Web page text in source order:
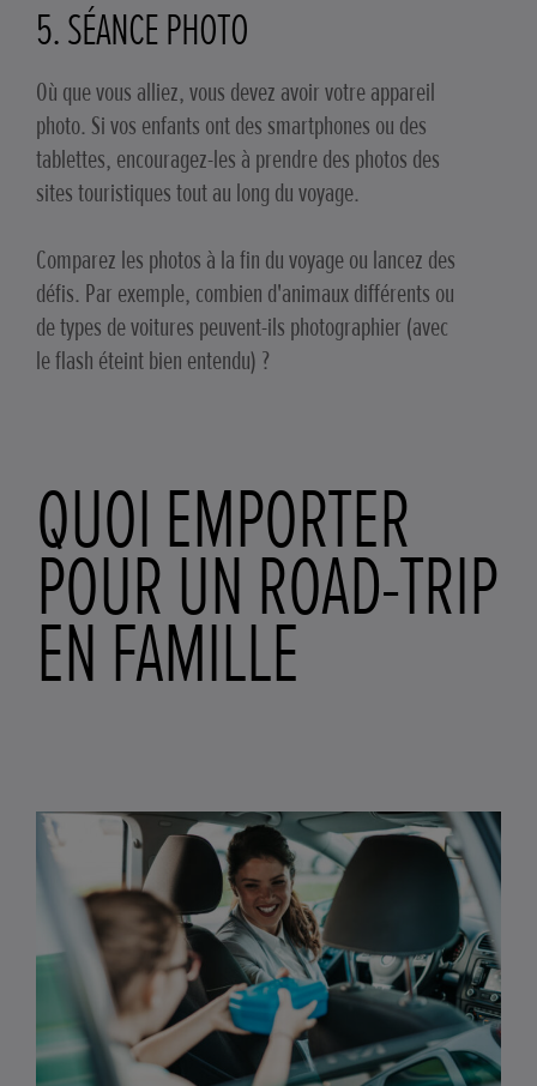
5. SÉANCE PHOTO
Où que vous alliez, vous devez avoir votre appareil
photo. Si vos enfants ont des smartphones ou des
tablettes, encouragez-les à prendre des photos des
sites touristiques tout au long du voyage.
Comparez les photos à la fin du voyage ou lancez des
défis. Par exemple, combien d'animaux différents ou
de types de voitures peuvent-ils photographier (avec
le flash éteint bien entendu) ?
QUOI EMPORTER
POUR UN ROAD-TRIP
EN FAMILLE